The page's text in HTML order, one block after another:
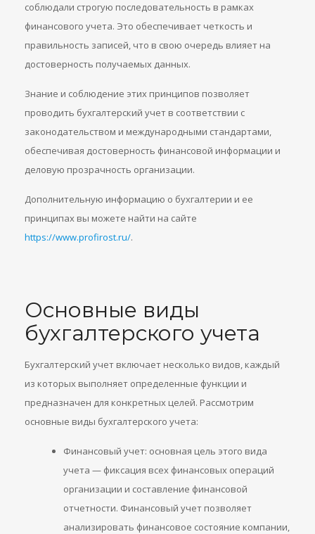
соблюдали строгую последовательность в рамках
финансового учета. Это обеспечивает четкость и
правильность записей, что в свою очередь влияет на
достоверность получаемых данных.
Знание и соблюдение этих принципов позволяет
проводить бухгалтерский учет в соответствии с
законодательством и международными стандартами,
обеспечивая достоверность финансовой информации и
деловую прозрачность организации.
Дополнительную информацию о бухгалтерии и ее
принципах вы можете найти на сайте
https://www.profirost.ru/.
Основные виды
бухгалтерского учета
Бухгалтерский учет включает несколько видов, каждый
из которых выполняет определенные функции и
предназначен для конкретных целей. Рассмотрим
основные виды бухгалтерского учета:
Финансовый учет: основная цель этого вида
учета — фиксация всех финансовых операций
организации и составление финансовой
отчетности. Финансовый учет позволяет
анализировать финансовое состояние компании,